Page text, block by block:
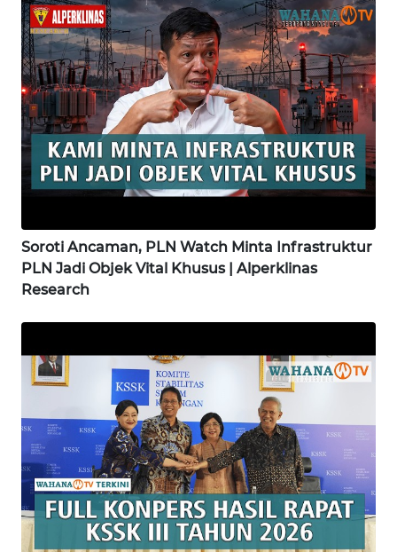
Soroti Ancaman, PLN Watch Minta Infrastruktur
PLN Jadi Objek Vital Khusus | Alperklinas
Research
JOGJA
WN
JATIM
WN
BALI
WN
WN
KALTENG
WN
WN
WN
KALTIM
WN